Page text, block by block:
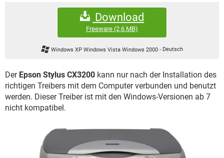
HARDWARE
INSTAGRAM
TIKTOK
IOS
INSTAGRAM
WHATSAPP TIKTOK
STREAMING
WHATSAPP TIKTOK
FACEBOOK HARDWARE
Download
Freeware (2,6 MB)
Windows XP Windows Vista Windows 2000- Deutsch
Der Epson Stylus CX3200 kann nur nach der Installation des
richtigen Treibers mit dem Computer verbunden und benutzt
werden. Dieser Treiber ist mit den Windows-Versionen ab 7
nicht kompatibel.